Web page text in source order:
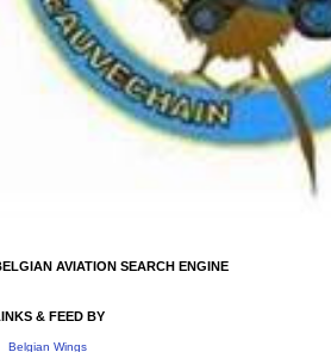
AVIATION SEARCH ENGINE
& FEED BY
Belgian Wings